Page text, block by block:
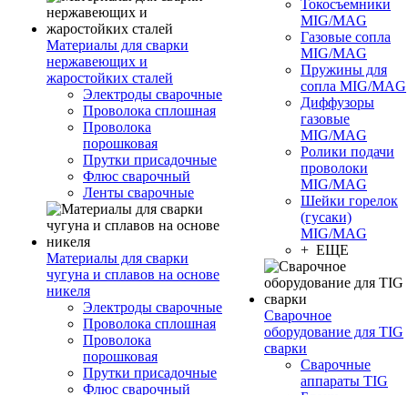
Материалы для сварки
нержавеющих и
жаростойких сталей
Электроды сварочные
Проволока сплошная
Проволока
порошковая
Прутки присадочные
Флюс сварочный
Ленты сварочные
Материалы для сварки
чугуна и сплавов на основе
никеля
Электроды сварочные
Проволока сплошная
Проволока
порошковая
Прутки присадочные
Флюс сварочный
Токосъемники
MIG/MAG
Газовые сопла
MIG/MAG
Пружины для
сопла MIG/MAG
Диффузоры
газовые
MIG/MAG
Ролики подачи
проволоки
MIG/MAG
Шейки горелок
(гусаки)
MIG/MAG
+ ЕЩЕ
Сварочное
оборудование для TIG
сварки
Сварочные
аппараты TIG